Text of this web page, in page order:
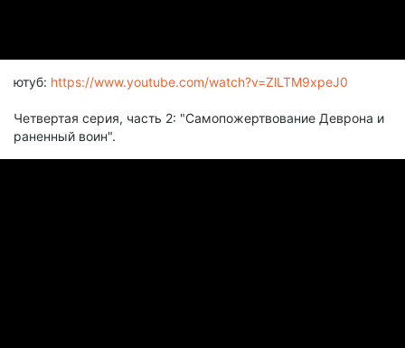
ютуб: https://www.youtube.com/watch?v=ZlLTM9xpeJ0
Четвертая серия, часть 2: "Cамопожертвование Деврона и
раненный воин".